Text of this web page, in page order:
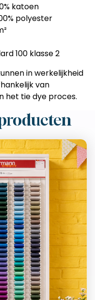
katoen
polyester
100 klasse 2
in werkelijkheid
van
het tie dye proces.